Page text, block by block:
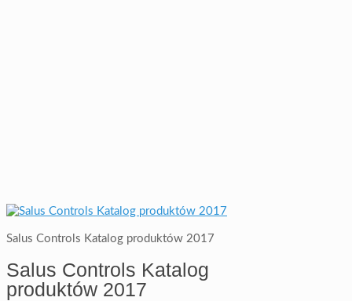
Salus Controls Katalog produktów 2017
Salus Controls Katalog
produktów 2017